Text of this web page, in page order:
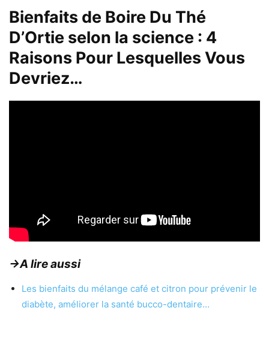
Bienfaits de Boire Du Thé
D’Ortie selon la science : 4
Raisons Pour Lesquelles Vous
Devriez…
→A lire aussi
Les bienfaits du mélange café et citron pour prévenir le
diabète, améliorer la santé bucco-dentaire…